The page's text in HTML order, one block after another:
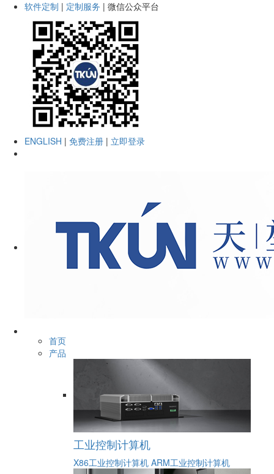
软件定制 | 定制服务 | 微信公众平台
ENGLISH | 免费注册 | 立即登录
首页
产品
工业控制计算机
X86工业控制计算机 ARM工业控制计算机